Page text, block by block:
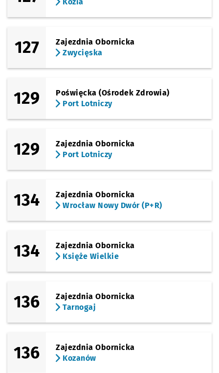
127
Zajezdnia Obornicka
Zwycięska
129
Poświęcka (Ośrodek Zdrowia)
Port Lotniczy
129
Zajezdnia Obornicka
Port Lotniczy
134
Zajezdnia Obornicka
Wrocław Nowy Dwór (P+R)
134
Zajezdnia Obornicka
Księże Wielkie
136
Zajezdnia Obornicka
Tarnogaj
136
Zajezdnia Obornicka
Kozanów